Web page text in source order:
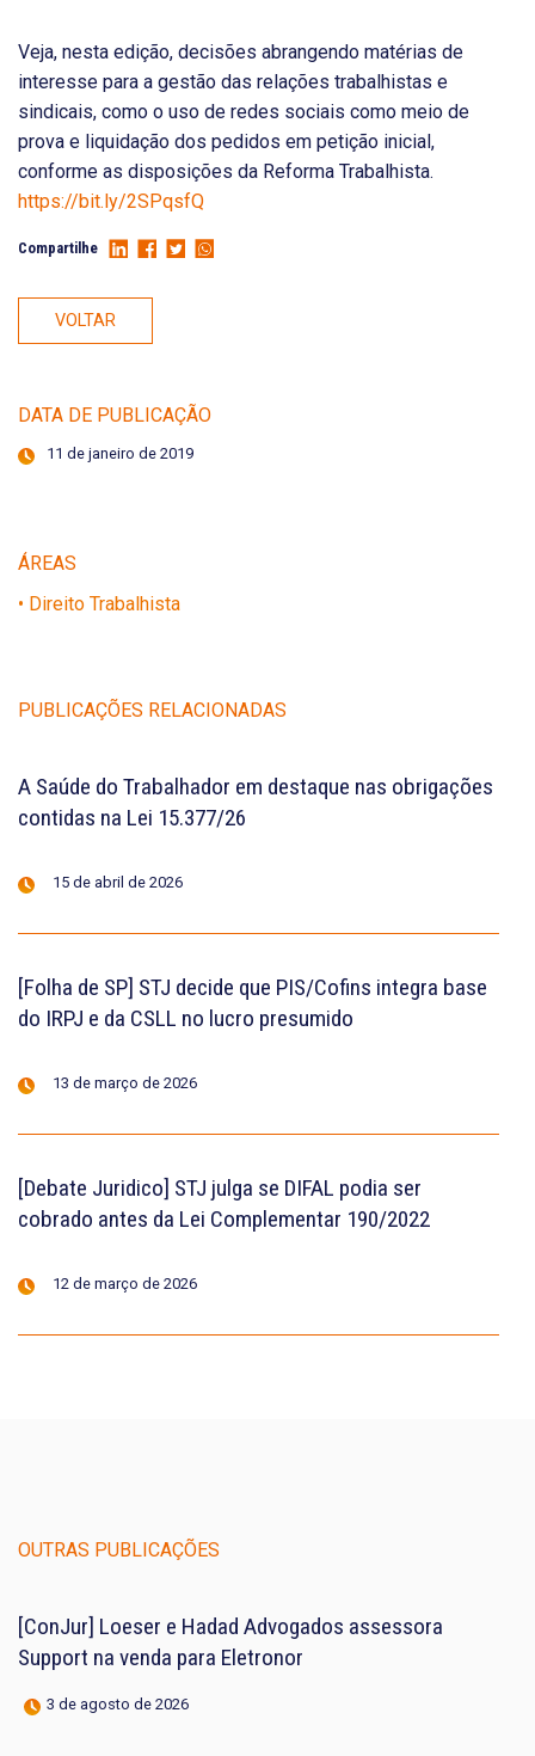
Veja, nesta edição, decisões abrangendo matérias de
interesse para a gestão das relações trabalhistas e
sindicais, como o uso de redes sociais como meio de
prova e liquidação dos pedidos em petição inicial,
conforme as disposições da Reforma Trabalhista.
https://bit.ly/2SPqsfQ
Compartilhe
VOLTAR
DATA DE PUBLICAÇÃO
11 de janeiro de 2019
ÁREAS
• Direito Trabalhista
PUBLICAÇÕES RELACIONADAS
A Saúde do Trabalhador em destaque nas obrigações
contidas na Lei 15.377/26
15 de abril de 2026
[Folha de SP] STJ decide que PIS/Cofins integra base
do IRPJ e da CSLL no lucro presumido
13 de março de 2026
[Debate Juridico] STJ julga se DIFAL podia ser
cobrado antes da Lei Complementar 190/2022
12 de março de 2026
OUTRAS PUBLICAÇÕES
[ConJur] Loeser e Hadad Advogados assessora
Support na venda para Eletronor
3 de agosto de 2026